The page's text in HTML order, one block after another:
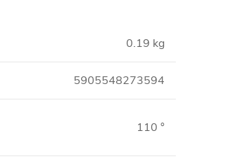
0.19 kg
5905548273594
110 °